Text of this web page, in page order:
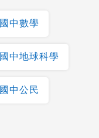
國中數學
國中地球科學
國中公民